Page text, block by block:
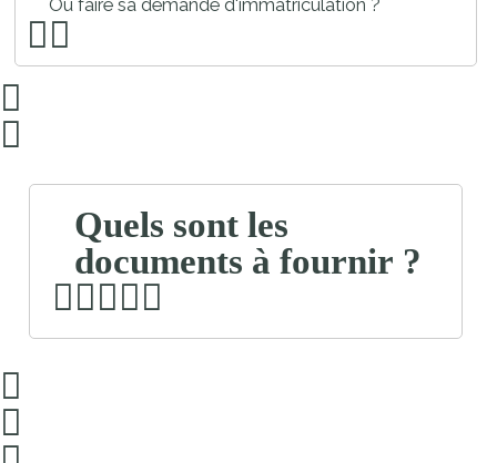
Où faire sa demande d'immatriculation ?
Quels sont les
documents à fournir ?